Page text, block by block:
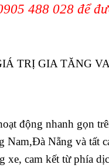
488 028 để
TRỊ GIA TĂNG
động nhanh gọn
Nẵng và tất
xe, cam kết từ phía